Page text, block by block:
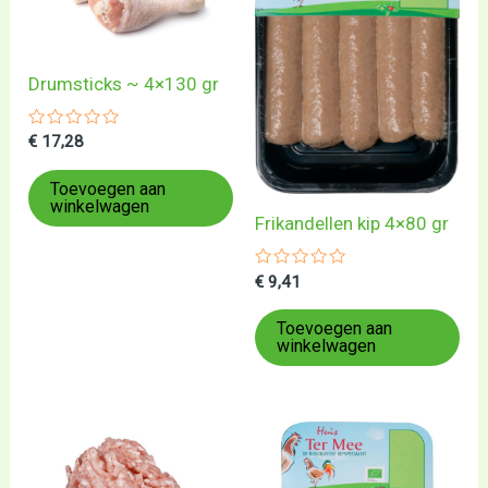
Drumsticks ~ 4×130 gr
Gewaardeerd
uit
5
€ 17,28
Toevoegen aan
winkelwagen
Frikandellen kip 4×80 gr
Gewaardeerd
uit
5
€ 9,41
Toevoegen aan
winkelwagen